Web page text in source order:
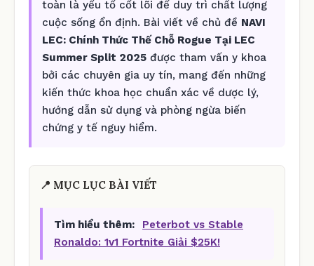
toàn là yếu tố cốt lõi để duy trì chất lượng
cuộc sống ổn định. Bài viết về chủ đề NAVI
LEC: Chính Thức Thế Chỗ Rogue Tại LEC
Summer Split 2025 được tham vấn y khoa
bởi các chuyên gia uy tín, mang đến những
kiến thức khoa học chuẩn xác về dược lý,
hướng dẫn sử dụng và phòng ngừa biến
chứng y tế nguy hiểm.
📍 MỤC LỤC BÀI VIẾT
Tìm hiểu thêm:
Peterbot vs Stable
Ronaldo: 1v1 Fortnite Giải $25K!